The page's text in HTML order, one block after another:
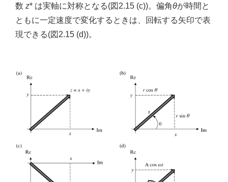
数 z* は実軸に対称となる(図2.15 (c))。偏角θが時間と
ともに一定速度で変化するときは、回転する矢印で表
現できる(図2.15 (d))。